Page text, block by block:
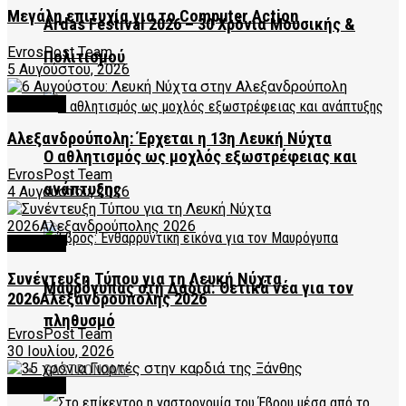
Ardas Festival 2026 – 30 Χρόνια Μουσικής &
Πολιτισμού
Ο αθλητισμός ως μοχλός εξωστρέφειας και
ανάπτυξης
Μαυρόγυπας στη Δαδιά: Θετικά νέα για τον
πληθυσμό
GASTRONOMY
Μεγάλη επιτυχία για το Computer Action
EvrosPost Team
5 Αυγούστου, 2026
Αλεξανδρούπολη: Έρχεται η 13η Λευκή Νύχτα
EvrosPost Team
4 Αυγούστου, 2026
Συνέντευξη Τύπου για τη Λευκή Νύχτα
2026Αλεξανδρούπολης 2026
EvrosPost Team
30 Ιουλίου, 2026